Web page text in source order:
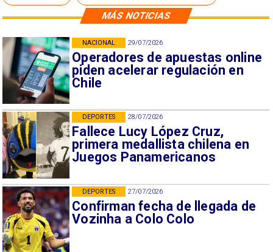
MÁS NOTICIAS
29/07/2026
Operadores de apuestas online
piden acelerar regulación en
Chile
NACIONAL
28/07/2026
Fallece Lucy López Cruz,
primera medallista chilena en
Juegos Panamericanos
DEPORTES
27/07/2026
Confirman fecha de llegada de
Vozinha a Colo Colo
DEPORTES